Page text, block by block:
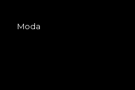
Moda